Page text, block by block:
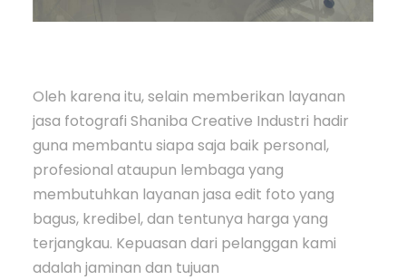
Oleh karena itu, selain memberikan layanan
jasa fotografi Shaniba Creative Industri hadir
guna membantu siapa saja baik personal,
profesional ataupun lembaga yang
membutuhkan layanan jasa edit foto yang
bagus, kredibel, dan tentunya harga yang
terjangkau. Kepuasan dari pelanggan kami
adalah jaminan dan tujuan